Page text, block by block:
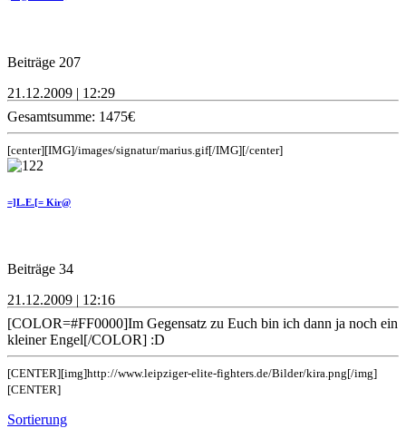
Beiträge 207
21.12.2009 | 12:29
Gesamtsumme: 1475€
[center][IMG]/images/signatur/marius.gif[/IMG][/center]
=]L.E.[= Kir@
Beiträge 34
21.12.2009 | 12:16
[COLOR=#FF0000]Im Gegensatz zu Euch bin ich dann ja noch ein
kleiner Engel[/COLOR] :D
[CENTER][img]http://www.leipziger-elite-fighters.de/Bilder/kira.png[/img]
[CENTER]
Sortierung